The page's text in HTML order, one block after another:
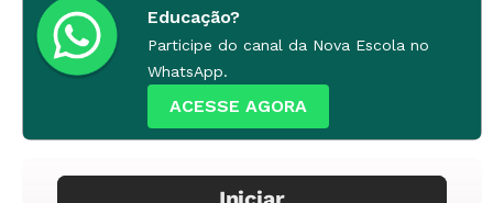
projeto para o ensino de flauta
Educação?
Participe do canal da Nova Escola no
WhatsApp.
ACESSE AGORA